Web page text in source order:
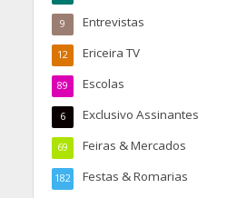
Entrevistas
9
Ericeira TV
12
Escolas
89
Exclusivo Assinantes
6
Feiras & Mercados
69
Festas & Romarias
182